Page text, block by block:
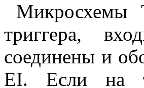
триггера,
соединены и
EI. Если на